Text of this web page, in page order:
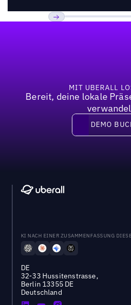
MIT UBERALL
Bereit, deine lokale
DEMODEMO
KI NACH EINER ZUSAMMENFASSUNG
DE
32-33 Hussitenstrasse,
Berlin 13355 DE
Deutschland